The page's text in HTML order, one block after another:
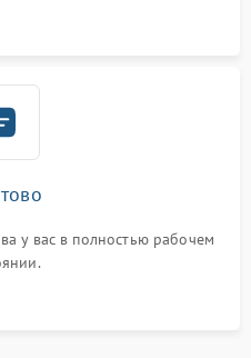
у вас в полностью рабочем